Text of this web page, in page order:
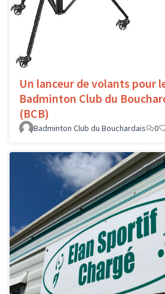
Un lanceur de volants pour
Badminton Club du
(BCB)
Badminton Club du Bouchardais 0